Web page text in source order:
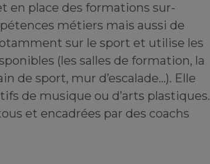
en place des formations sur-
métiers mais aussi de
sur le sport et utilise les
(les salles de formation, la
de sport, mur d’escalade…). Elle
de musique ou d’arts plastiques.
et encadrées par des coachs